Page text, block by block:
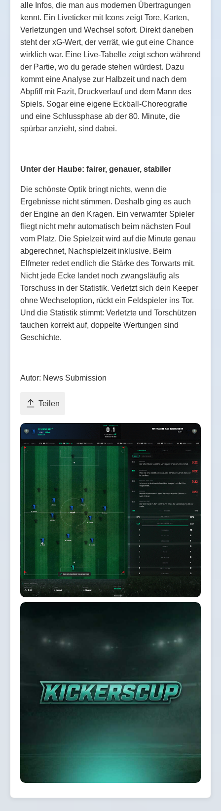
alle Infos, die man aus modernen Übertragungen
kennt. Ein Liveticker mit Icons zeigt Tore, Karten,
Verletzungen und Wechsel sofort. Direkt daneben
steht der xG-Wert, der verrät, wie gut eine Chance
wirklich war. Eine Live-Tabelle zeigt schon während
der Partie, wo du gerade stehen würdest. Dazu
kommt eine Analyse zur Halbzeit und nach dem
Abpfiff mit Fazit, Druckverlauf und dem Mann des
Spiels. Sogar eine eigene Eckball-Choreografie
und eine Schlussphase ab der 80. Minute, die
spürbar anzieht, sind dabei.
Unter der Haube: fairer, genauer, stabiler
Die schönste Optik bringt nichts, wenn die
Ergebnisse nicht stimmen. Deshalb ging es auch
der Engine an den Kragen. Ein verwarnter Spieler
fliegt nicht mehr automatisch beim nächsten Foul
vom Platz. Die Spielzeit wird auf die Minute genau
abgerechnet, Nachspielzeit inklusive. Beim
Elfmeter redet endlich die Stärke des Torwarts mit.
Nicht jede Ecke landet noch zwangsläufig als
Torschuss in der Statistik. Verletzt sich dein Keeper
ohne Wechseloption, rückt ein Feldspieler ins Tor.
Und die Statistik stimmt: Verletzte und Torschützen
tauchen korrekt auf, doppelte Wertungen sind
Geschichte.
Autor: News Submission
Teilen